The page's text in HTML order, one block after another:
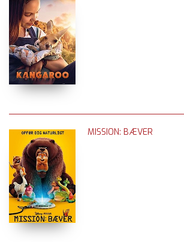
MISSION: BÆVER